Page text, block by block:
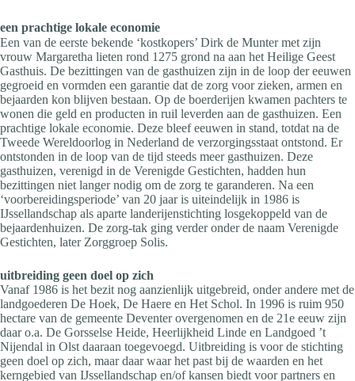
een prachtige lokale economie
Een van de eerste bekende ‘kostkopers’ Dirk de Munter met zijn
vrouw Margaretha lieten rond 1275 grond na aan het Heilige Geest
Gasthuis. De bezittingen van de gasthuizen zijn in de loop der eeuwen
gegroeid en vormden een garantie dat de zorg voor zieken, armen en
bejaarden kon blijven bestaan. Op de boerderijen kwamen pachters te
wonen die geld en producten in ruil leverden aan de gasthuizen. Een
prachtige lokale economie. Deze bleef eeuwen in stand, totdat na de
Tweede Wereldoorlog in Nederland de verzorgingsstaat ontstond. Er
ontstonden in de loop van de tijd steeds meer gasthuizen. Deze
gasthuizen, verenigd in de Verenigde Gestichten, hadden hun
bezittingen niet langer nodig om de zorg te garanderen. Na een
‘voorbereidingsperiode’ van 20 jaar is uiteindelijk in 1986 is
IJssellandschap als aparte landerijenstichting losgekoppeld van de
bejaardenhuizen. De zorg-tak ging verder onder de naam Verenigde
Gestichten, later Zorggroep Solis.
uitbreiding geen doel op zich
Vanaf 1986 is het bezit nog aanzienlijk uitgebreid, onder andere met de
landgoederen De Hoek, De Haere en Het Schol. In 1996 is ruim 950
hectare van de gemeente Deventer overgenomen en de 21e eeuw zijn
daar o.a. De Gorsselse Heide, Heerlijkheid Linde en Landgoed ’t
Nijendal in Olst daaraan toegevoegd. Uitbreiding is voor de stichting
geen doel op zich, maar daar waar het past bij de waarden en het
kerngebied van IJssellandschap en/of kansen biedt voor partners en